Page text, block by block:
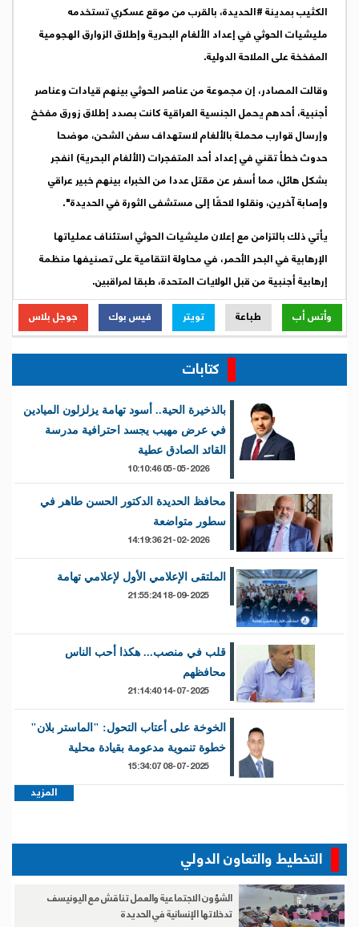
الكثيب بمدينة #الحديدة، بالقرب من موقع عسكري تستخدمه
مليشيات الحوثي في إعداد الألغام البحرية وإطلاق الزوارق الهجومية
المفخخة على الملاحة الدولية.
وقالت المصادر، إن مجموعة من عناصر الحوثي بينهم قيادات وعناصر
أجنبية، أحدهم يحمل الجنسية العراقية كانت بصدد إطلاق زورق مفخخ
وإرسال قوارب محملة بالألغام لاستهداف سفن الشحن، موضحا
حدوث خطأ تقني في إعداد أحد المتفجرات (الألغام البحرية) انفجر
بشكل هائل، مما أسفر عن مقتل عددا من الخبراء بينهم خبير عراقي
وإصابة آخرين، ونقلوا لاحقًا إلى مستشفى الثورة في الحديدة".
يأتي ذلك بالتزامن مع إعلان مليشيات الحوثي استئناف عملياتها
الإرهابية في البحر الأحمر، في محاولة انتقامية على تصنيفها منظمة
إرهابية أجنبية من قبل الولايات المتحدة، طبقا لمراقبين.
وأتس أب
طباعة تويتر فيس بوك جوجل بلاس
كتابات
بالذخيرة الحية.. أسود تهامة يزلزلون الميادين
في عرض مهيب يجسد احترافية مدرسة
القائد الصادق عطية
05-05-2026 10:10:46
محافظ الحديدة الدكتور الحسن طاهر في
سطور متواضعة
21-02-2026 14:19:36
الملتقى الإعلامي الأول لإعلامي تهامة
قلب في منصب... هكذا أحب الناس
محافظهم
الخوخة على أعتاب التحول: "الماستر بلان"
خطوة تنموية مدعومة بقيادة محلية
المزيد
التخطيط والتعاون الدولي
الشؤون الاجتماعية والعمل تناقش مع اليونيسف
تدخلاتها الإنسانية في الحديدة